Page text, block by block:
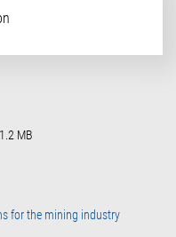
1.2 MB
for the mining industry